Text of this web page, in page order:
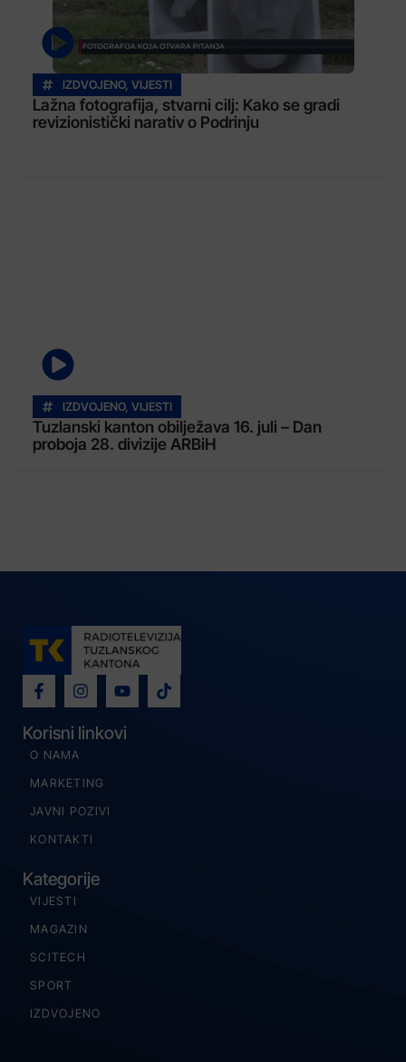
IZDVOJENO, VIJESTI
Lažna fotografija, stvarni cilj: Kako se gradi
revizionistički narativ o Podrinju
IZDVOJENO, VIJESTI
Tuzlanski kanton obilježava 16. juli – Dan
proboja 28. divizije ARBiH
Korisni linkovi
O NAMA
MARKETING
JAVNI POZIVI
KONTAKTI
Kategorije
VIJESTI
MAGAZIN
SCITECH
SPORT
IZDVOJENO